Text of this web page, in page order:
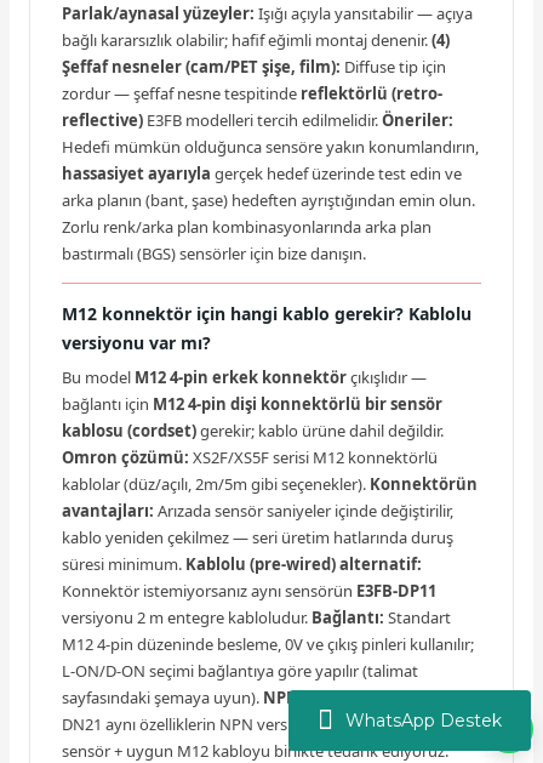
WhatsApp Destek
Parlak/aynasal yüzeyler: Işığı açıyla yansıtabilir — açıya
bağlı kararsızlık olabilir; hafif eğimli montaj denenir.(4)
Şeffaf nesneler (cam/PET şişe, film): Diffuse tip için
zordur — şeffaf nesne tespitinde reflektörlü (retro-
reflective) E3FB modelleri tercih edilmelidir.Öneriler:
Hedefi mümkün olduğunca sensöre yakın konumlandırın,
hassasiyet ayarıyla gerçek hedef üzerinde test edin ve
arka planın (bant, şase) hedeften ayrıştığından emin olun.
Zorlu renk/arka plan kombinasyonlarında arka plan
bastırmalı (BGS) sensörler için bize danışın.
M12 konnektör için hangi kablo gerekir? Kablolu
versiyonu var mı?
Bu model M12 4-pin erkek konnektörçıkışlıdır —
bağlantı için M12 4-pin dişi konnektörlü bir sensör
kablosu (cordset)gerekir; kablo ürüne dahil değildir.
Omron çözümü: XS2F/XS5F serisi M12 konnektörlü
kablolar (düz/açılı, 2m/5m gibi seçenekler). Konnektörün
avantajları: Arızada sensör saniyeler içinde değiştirilir,
kablo yeniden çekilmez — seri üretim hatlarında duruş
süresi minimum. Kablolu (pre-wired) alternatif:
Konnektör istemiyorsanız aynı sensörün E3FB-DP11
versiyonu 2 m entegre kabloludur. Bağlantı: Standart
M12 4-pin düzeninde besleme, 0V ve çıkış pinleri kullanılır;
L-ON/D-ON seçimi bağlantıya göre yapılır (talimat
sayfasındaki şemaya uyun). NPN gerekiyorsa:
DN21 aynı özelliklerin NPN versiyonudur. Ariproses olarak
sensör + uygun M12 kabloyu birlikte tedarik ediyoruz.